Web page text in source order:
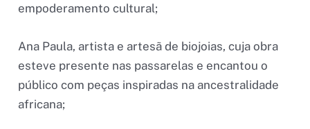
empoderamento cultural;
Ana Paula, artista e artesã de biojoias, cuja obra
esteve presente nas passarelas e encantou o
público com peças inspiradas na ancestralidade
africana;